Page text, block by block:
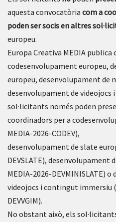
aquesta convocatòria com a
poden ser socis en altres
europeu.
Europa Creativa MEDIA
codesenvolupament europeu,
europeu, desenvolupament de
desenvolupament de
sol·licitants només poden
coordinadors per a
MEDIA-2026-CODEV),
desenvolupament de slate
DEVSLATE), desenvolupament
MEDIA-2026-DEVMINISLATE)
videojocs i contingut immersiu
DEVVGIM).
No obstant això, els